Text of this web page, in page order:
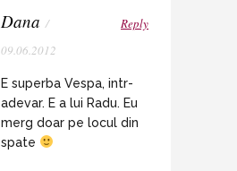
Dana /
09.06.2012
Reply
E superba Vespa, intr-
adevar. E a lui Radu. Eu
merg doar pe locul din
spate